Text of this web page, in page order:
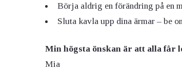
Börja aldrig en förändring på en
Sluta kavla upp dina ärmar – be
Min högsta önskan är att alla får
Mia